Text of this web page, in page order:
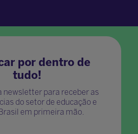
por dentro de
tudo!
newsletter para receber as
do setor de educação e
em primeira mão.